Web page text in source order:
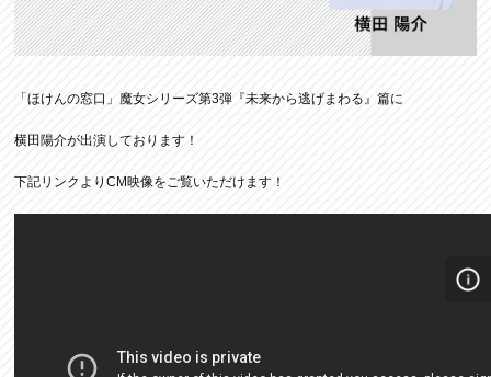
「ほけんの窓口」魔女シリーズ第3弾『未来から逃げまわる』篇に
横田陽介が出演しております！
下記リンクよりCM映像をご覧いただけます！